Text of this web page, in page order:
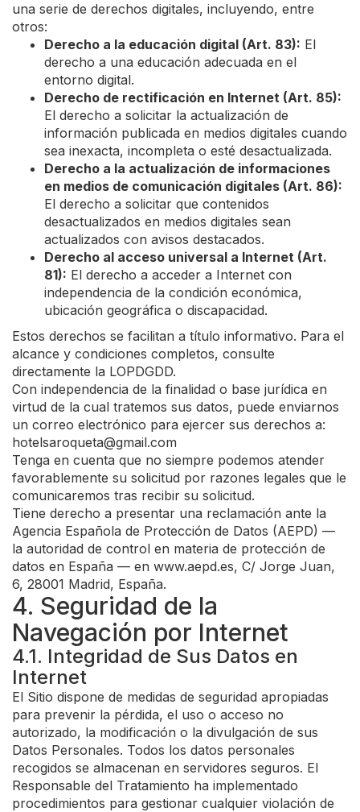
una serie de derechos digitales, incluyendo, entre
otros:
Derecho a la educación digital (Art. 83): El
derecho a una educación adecuada en el
entorno digital.
Derecho de rectificación en Internet (Art. 85):
El derecho a solicitar la actualización de
información publicada en medios digitales cuando
sea inexacta, incompleta o esté desactualizada.
Derecho a la actualización de informaciones
en medios de comunicación digitales (Art. 86):
El derecho a solicitar que contenidos
desactualizados en medios digitales sean
actualizados con avisos destacados.
Derecho al acceso universal a Internet (Art.
81): El derecho a acceder a Internet con
independencia de la condición económica,
ubicación geográfica o discapacidad.
Estos derechos se facilitan a título informativo. Para el
alcance y condiciones completos, consulte
directamente la LOPDGDD.
Con independencia de la finalidad o base jurídica en
virtud de la cual tratemos sus datos, puede enviarnos
un correo electrónico para ejercer sus derechos a:
hotelsaroqueta@gmail.com
Tenga en cuenta que no siempre podemos atender
favorablemente su solicitud por razones legales que le
comunicaremos tras recibir su solicitud.
Tiene derecho a presentar una reclamación ante la
Agencia Española de Protección de Datos (AEPD) —
la autoridad de control en materia de protección de
datos en España — en www.aepd.es, C/ Jorge Juan,
6, 28001 Madrid, España.
4. Seguridad de la
Navegación por Internet
4.1. Integridad de Sus Datos en
Internet
El Sitio dispone de medidas de seguridad apropiadas
para prevenir la pérdida, el uso o acceso no
autorizado, la modificación o la divulgación de sus
Datos Personales. Todos los datos personales
recogidos se almacenan en servidores seguros. El
Responsable del Tratamiento ha implementado
procedimientos para gestionar cualquier violación de